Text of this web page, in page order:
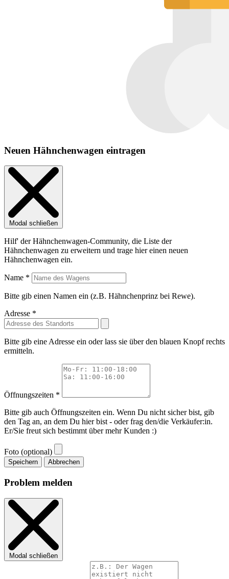
Neuen Hähnchenwagen eintragen
Modal schließen
Hilf' der Hähnchenwagen-Community, die Liste der
Hähnchenwagen zu erweitern und trage hier einen neuen
Hähnchenwagen ein.
Name *
Bitte gib einen Namen ein (z.B. Hähnchenprinz bei Rewe).
Adresse *
Bitte gib eine Adresse ein oder lass sie über den blauen Knopf rechts
ermitteln.
Öffnungszeiten *
Bitte gib auch Öffnungszeiten ein. Wenn Du nicht sicher bist, gib
den Tag an, an dem Du hier bist - oder frag den/die Verkäufer:in.
Er/Sie freut sich bestimmt über mehr Kunden :)
Foto (optional)
Speichern Abbrechen
Problem melden
Modal schließen